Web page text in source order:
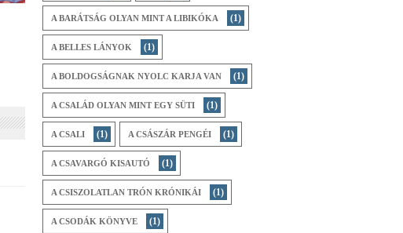
A BARÁTSÁG OLYAN MINT A LIBIKÓKA (1)
A BELLES LÁNYOK (1)
A BOLDOGSÁGNAK NYOLC KARJA VAN (1)
A CSALÁD OLYAN MINT EGY SÜTI (1)
A CSALI (1) A CSÁSZÁR PENGÉI (1)
A CSAVARGÓ KISAUTÓ (1)
A CSISZOLATLAN TRÓN KRÓNIKÁI (1)
A CSODÁK KÖNYVE (1)